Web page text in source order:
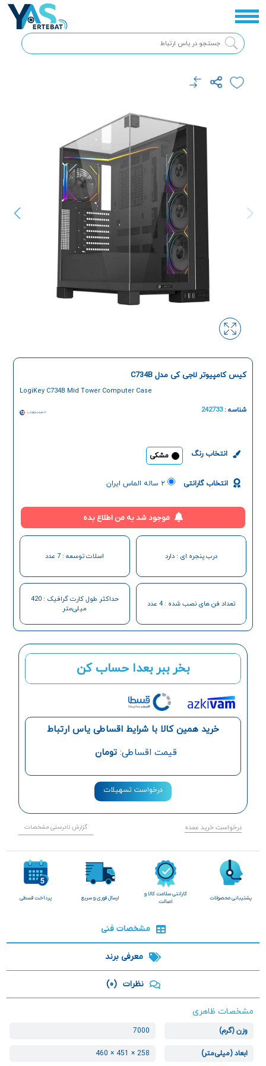
بخر ببر بعدا حساب کن
خرید همین کالا با شرایط اقساطی یاس ارتباط
قیمت اقساطی: تومان
درخواست تسهیلات
درخواست خرید عمده گزارش نادرستی مشخصات
کیس کامپیوتر لاجی کی مدل C734B
LogiKey C734B Mid Tower Computer Case
شناسه :242733
انتخاب رنگ مشکی
انتخاب گارانتی ۲ ساله الماس ایران
موجود شد به من اطلاع بده
درب پنجره ای : دارد اسلات توسعه : 7 عدد
تعداد فن های نصب شده : 4 عدد
حداکثر طول کارت گرافیک : 420
میلی‌متر
پشتیبانی محصولات
گارانتی سلامت کالا و
اصالت
ارسال فوری و سریع پرداخت قسطی
مشخصات فنی
معرفی برند
نظرات (0)
مشخصات ظاهری
وزن (گرم) 7000
ابعاد (میلی‌متر) 258 × 451 × 460